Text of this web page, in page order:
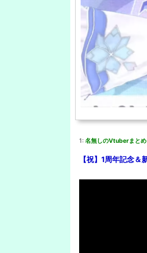
1: 名無しのVtuberまとめ
【祝】1周年記念＆